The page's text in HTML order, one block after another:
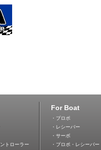
トローラー
For Boat
・プロポ
・レシーバー
・サーボ
・プロポ・レシーバー